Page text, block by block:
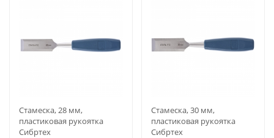
Стамеска, 28 мм,
пластиковая рукоятка
Сибртех
Стамеска, 30 мм,
пластиковая рукоятка
Сибртех